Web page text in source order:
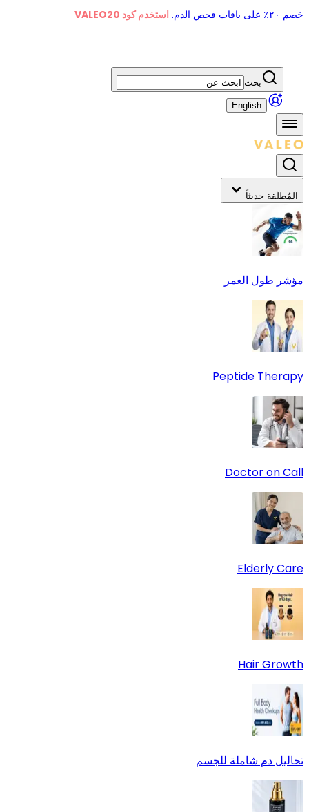
خصم ٢٠٪ على باقات فحص الدم. استخدم كود VALEO20
بحث
English
المُطلَقة حديثاً
مؤشر طول العمر
Peptide Therapy
Doctor on Call
Elderly Care
Hair Growth
تحاليل دم شاملة للجسم